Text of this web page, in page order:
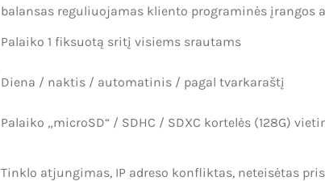
balansas reguliuojamas kliento programinės įrangos
Palaiko 1 fiksuotą sritį visiems srautams
Diena / naktis / automatinis / pagal tvarkaraštį
Palaiko „microSD“ / SDHC / SDXC kortelės (128G)
Tinklo atjungimas, IP adreso konfliktas, neteisėtas